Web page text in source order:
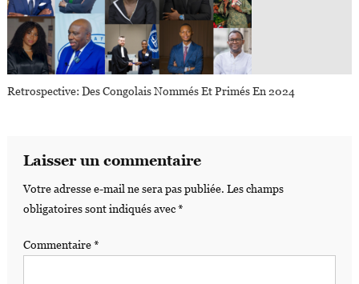
Retrospective: Des Congolais Nommés Et Primés En 2024
Laisser un commentaire
Votre adresse e-mail ne sera pas publiée. Les champs
obligatoires sont indiqués avec*
Commentaire*